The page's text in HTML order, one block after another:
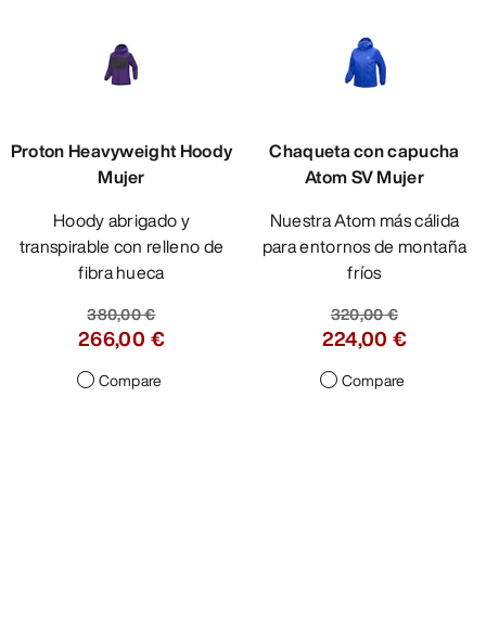
Proton Heavyweight Hoody
Mujer
Hoody abrigado y
transpirable con relleno de
fibra hueca
380,00 €
266,00 €
Compare
Chaqueta con capucha
Atom SV Mujer
Nuestra Atom más cálida
para entornos de montaña
fríos
320,00 €
224,00 €
Compare